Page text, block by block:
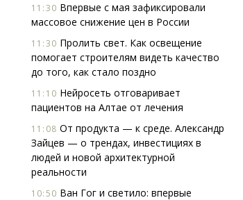
11:30 Впервые с мая зафиксировали
массовое снижение цен в России
11:30 Пролить свет. Как освещение
помогает строи­телям видеть качество
до того, как стало поздно
11:10 Нейросеть отговаривает
пациентов на Алтае от лечения
11:08 От продукта — к среде. Александр
Зайцев — о трендах, инвестициях в
людей и новой архитектурной
реальности
10:50 Ван Гог и светило: впервые
Двухуровневые номера и вид на
Каким будет новый апарт-отель
«Белкур» в Белокурихе
ДОМА И КВАРТИРЫ